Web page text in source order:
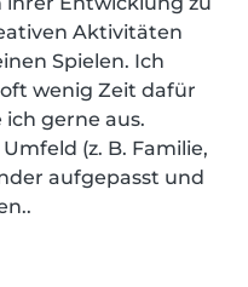
Aktivitäten
Spielen. Ich
wenig Zeit dafür
gerne aus.
(z. B. Familie,
aufgepasst und